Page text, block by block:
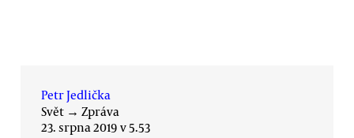
Petr Jedlička
Svět → Zpráva
23. srpna 2019 v 5.53